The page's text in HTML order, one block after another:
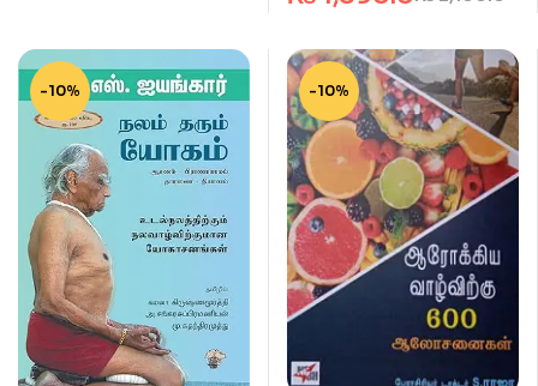
-10% -10%